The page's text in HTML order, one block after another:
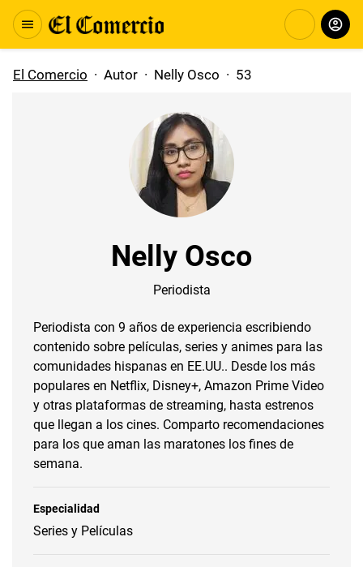
El Comercio · Autor · Nelly Osco · 53
Nelly Osco
Periodista
Periodista con 9 años de experiencia escribiendo
contenido sobre películas, series y animes para las
comunidades hispanas en EE.UU.. Desde los más
populares en Netflix, Disney+, Amazon Prime Video
y otras plataformas de streaming, hasta estrenos
que llegan a los cines. Comparto recomendaciones
para los que aman las maratones los fines de
semana.
Especialidad
Series y Películas